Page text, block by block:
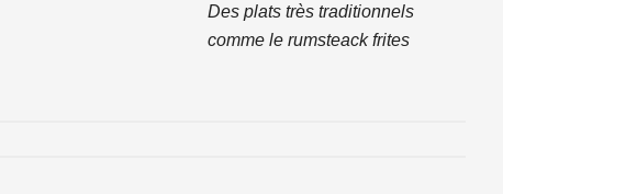
Des plats très traditionnels
comme le rumsteack frites